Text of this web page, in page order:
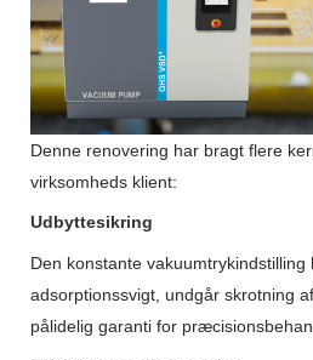
Denne renovering har bragt flere
virksomheds klient:
Udbyttesikring
Den konstante vakuumtrykindstilling
adsorptionssvigt, undgår skrotning
pålidelig garanti for